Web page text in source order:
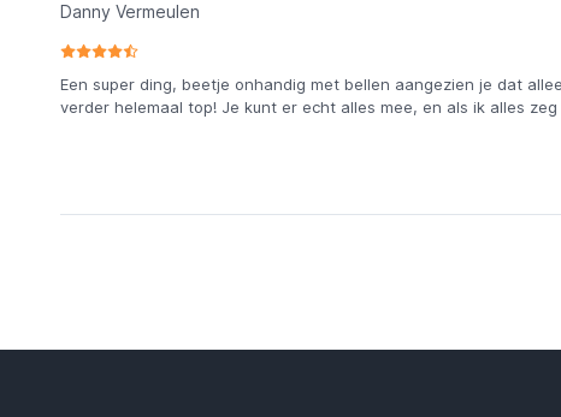
Danny Vermeulen
Een super ding, beetje onhandig met bellen aangezien je dat
verder helemaal top! Je kunt er echt alles mee, en als ik alles